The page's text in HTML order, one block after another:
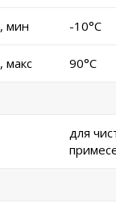
мин -10°C
макс 90°C
для